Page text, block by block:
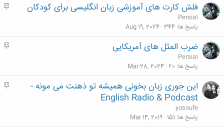
م
فلش کارت های آموزشی زبان انگلیسی برای کودکان
Persia1
پاسخ ها 344
Aug 19, 2024
م
ضرب المثل های آمریکایی
Persia1
پاسخ ها 20
Mar 28, 2024
م
این جوری زبان بخونی همیشه تو ذهنت می مونه -
English Radio & Podcast
yosoufe
پاسخ ها 151
Mar 14, 2019